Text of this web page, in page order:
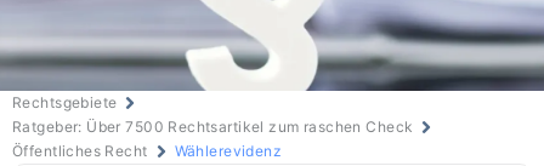
Rechtsgebiete
Ratgeber: Über 7500 Rechtsartikel zum raschen Check
Öffentliches Recht
Wählerevidenz